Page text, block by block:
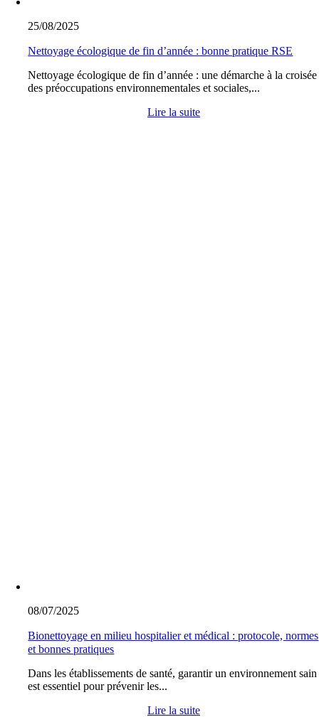
25/08/2025
Nettoyage écologique de fin d’année : bonne pratique RSE
Nettoyage écologique de fin d’année : une démarche à la croisée
des préoccupations environnementales et sociales,...
Lire la suite
08/07/2025
Bionettoyage en milieu hospitalier et médical : protocole, normes
et bonnes pratiques
Dans les établissements de santé, garantir un environnement sain
est essentiel pour prévenir les...
Lire la suite